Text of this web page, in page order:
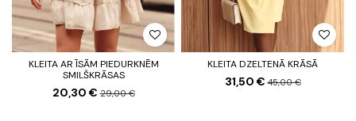
KLEITA AR ĪSĀM PIEDURKNĒM
SMILŠKRĀSAS
20,30 €29,00 €
KLEITA DZELTENĀ KRĀSĀ
31,50 €45,00 €